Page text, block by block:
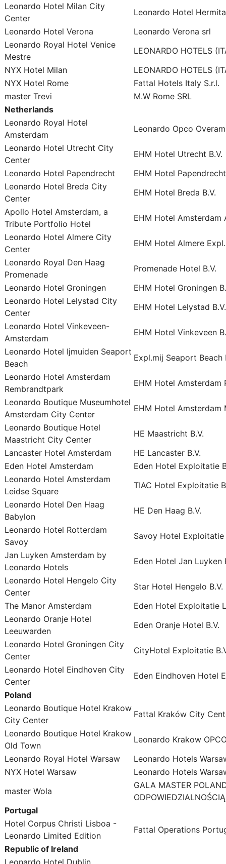
Leonardo Hotel Milan City
Center
Leonardo Hotel
Leonardo Hotel Verona
Leonardo Verona srl
Leonardo Royal Hotel Venice
Mestre
LEONARDO HOTELS
NYX Hotel Milan
LEONARDO HOTELS
NYX Hotel Rome
Fattal Hotels Italy S.r.l.
master Trevi
M.W Rome SRL
Netherlands
Leonardo Royal Hotel
Amsterdam
Leonardo Opco
Leonardo Hotel Utrecht City
Center
EHM Hotel Utrecht B.V.
Leonardo Hotel Papendrecht
EHM Hotel
Leonardo Hotel Breda City
Center
EHM Hotel Breda B.V.
Apollo Hotel Amsterdam, a
Tribute Portfolio Hotel
EHM Hotel Amsterdam
Leonardo Hotel Almere City
Center
EHM Hotel Almere
Leonardo Royal Den Haag
Promenade
Promenade Hotel B.V.
Leonardo Hotel Groningen
EHM Hotel Groningen
Leonardo Hotel Lelystad City
Center
EHM Hotel Lelystad B.V.
Leonardo Hotel Vinkeveen-
Amsterdam
EHM Hotel Vinkeveen
Leonardo Hotel Ijmuiden Seaport
Beach
Expl.mij Seaport Beach
Leonardo Hotel Amsterdam
Rembrandtpark
EHM Hotel Amsterdam
Leonardo Boutique Museumhotel
Amsterdam City Center
EHM Hotel Amsterdam
Leonardo Boutique Hotel
Maastricht City Center
HE Maastricht B.V.
Lancaster Hotel Amsterdam
HE Lancaster B.V.
Eden Hotel Amsterdam
Eden Hotel Exploitatie
Leonardo Hotel Amsterdam
Leidse Square
TIAC Hotel Exploitatie
Leonardo Hotel Den Haag
Babylon
HE Den Haag B.V.
Leonardo Hotel Rotterdam
Savoy
Savoy Hotel Exploitatie
Jan Luyken Amsterdam by
Leonardo Hotels
Eden Hotel Jan Luyken
Leonardo Hotel Hengelo City
Center
Star Hotel Hengelo B.V.
The Manor Amsterdam
Eden Hotel Exploitatie
Leonardo Oranje Hotel
Leeuwarden
Eden Oranje Hotel B.V.
Leonardo Hotel Groningen City
Center
CityHotel Exploitatie
Leonardo Hotel Eindhoven City
Center
Eden Eindhoven Hotel
Poland
Leonardo Boutique Hotel Krakow
City Center
Fattal Kraków City
Leonardo Boutique Hotel Krakow
Old Town
Leonardo Krakow
Leonardo Royal Hotel Warsaw
Leonardo Hotels
NYX Hotel Warsaw
Leonardo Hotels
master Wola
GALA MASTER
ODPOWIEDZIALNOŚCIĄ
Portugal
Hotel Corpus Christi Lisboa -
Leonardo Limited Edition
Fattal Operations
Republic of Ireland
Leonardo Hotel Dublin